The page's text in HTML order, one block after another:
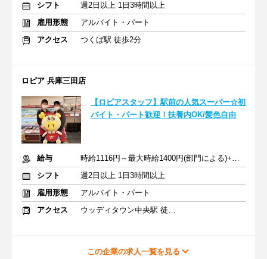
シフト
週2日以上 1日3時間以上
雇用形態
アルバイト・パート
アクセス
つくば駅 徒歩2分
ロピア 兵庫三田店
【ロピアスタッフ】駅前の人気スーパー☆初
バイト・パート歓迎！扶養内OK/髪色自由
給与
時給1116円～最大時給1400円(部門による)+交通費規定支給
シフト
週2日以上 1日3時間以上
雇用形態
アルバイト・パート
アクセス
ウッディタウン中央駅 徒歩4分
この企業の求人一覧を見る